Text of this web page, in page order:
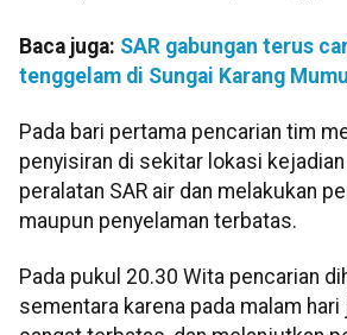
Baca juga: SAR gabungan terus
tenggelam di Sungai Karang
Pada bari pertama pencarian tim
penyisiran di sekitar lokasi
peralatan SAR air dan melakukan
maupun penyelaman terbatas.
Pada pukul 20.30 Wita pencarian
sementara karena pada malam hari